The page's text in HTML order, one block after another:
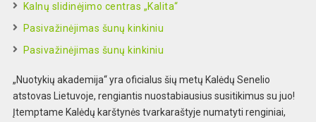
Kalnų slidinėjimo centras „Kalita“
Pasivažinėjimas šunų kinkiniu
Pasivažinėjimas šunų kinkiniu
„Nuotykių akademija“ yra oficialus šių metų Kalėdų Senelio
atstovas Lietuvoje, rengiantis nuostabiausius susitikimus su juo!
Įtemptame Kalėdų karštynės tvarkaraštyje numatyti renginiai,